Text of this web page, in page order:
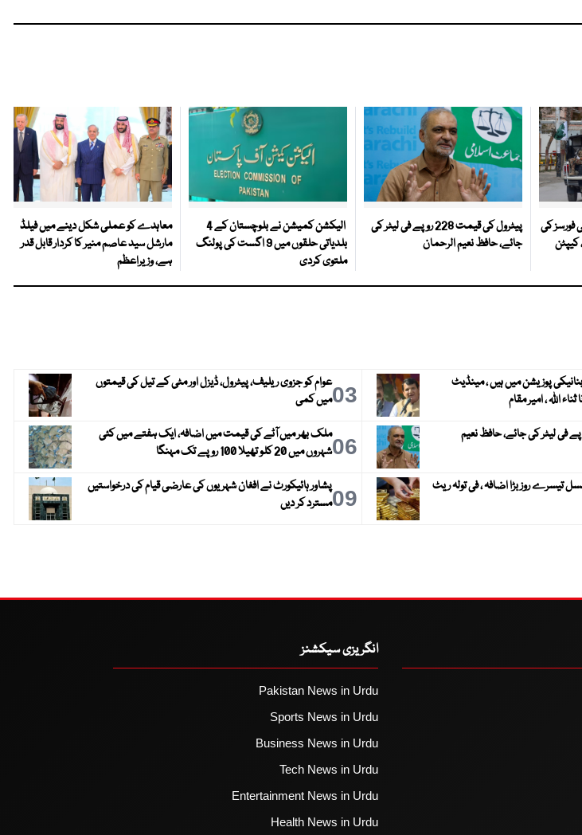
فورسز کی
، کیپٹن
پیٹرول کی قیمت 228 روپے فی لیٹر کی
جائے، حافظ نعیم الرحمان
الیکشن کمیشن نے بلوچستان کے 4
بلدیاتی حلقوں میں 9 اگست کی پولنگ
ملتوی کردی
معاہدے کو عملی شکل دینے میں فیلڈ
مارشل سید عاصم منیر کا کردار قابل قدر
ہے، وزیراعظم
پوزیشن میں ہیں ، مینڈیٹ
اللہ ، امیر مقام
03عوام کو جزوی ریلیف، پیٹرول، ڈیزل اور مٹی کے تیل کی قیمتوں
میں کمی
کی قیمت 228 روپے فی لیٹر کی جائے، حافظ نعیم
06ملک بھر میں آٹے کی قیمت میں اضافہ، ایک ہفتے میں کئی
شہروں میں 20 کلو تھیلا 100 روپے تک مہنگا
روز بڑا اضافہ ، فی تولہ ریٹ
09پشاور ہائیکورٹ نے افغان شہریوں کی عارضی قیام کی درخواستیں
مسترد کر دیں
انگریزی سیکشنز
Pakistan News in Urdu
Sports News in Urdu
Business News in Urdu
Tech News in Urdu
Entertainment News in Urdu
Health News in Urdu